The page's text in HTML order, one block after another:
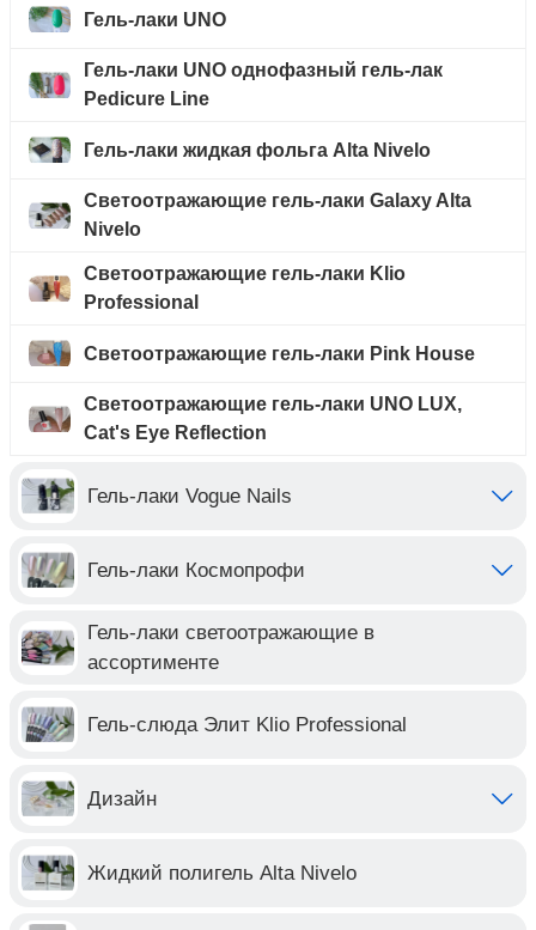
Гель-лаки UNO
Гель-лаки UNO однофазный гель-лак
Pedicure Line
Гель-лаки жидкая фольга Alta Nivelo
Светоотражающие гель-лаки Galaxy Alta
Nivelo
Светоотражающие гель-лаки Klio
Professional
Светоотражающие гель-лаки Pink House
Светоотражающие гель-лаки UNO LUX,
Cat's Eye Reflection
Гель-лаки Vogue Nails
Гель-лаки Космопрофи
Гель-лаки светоотражающие в
ассортименте
Гель-слюда Элит Klio Professional
Дизайн
Жидкий полигель Alta Nivelo